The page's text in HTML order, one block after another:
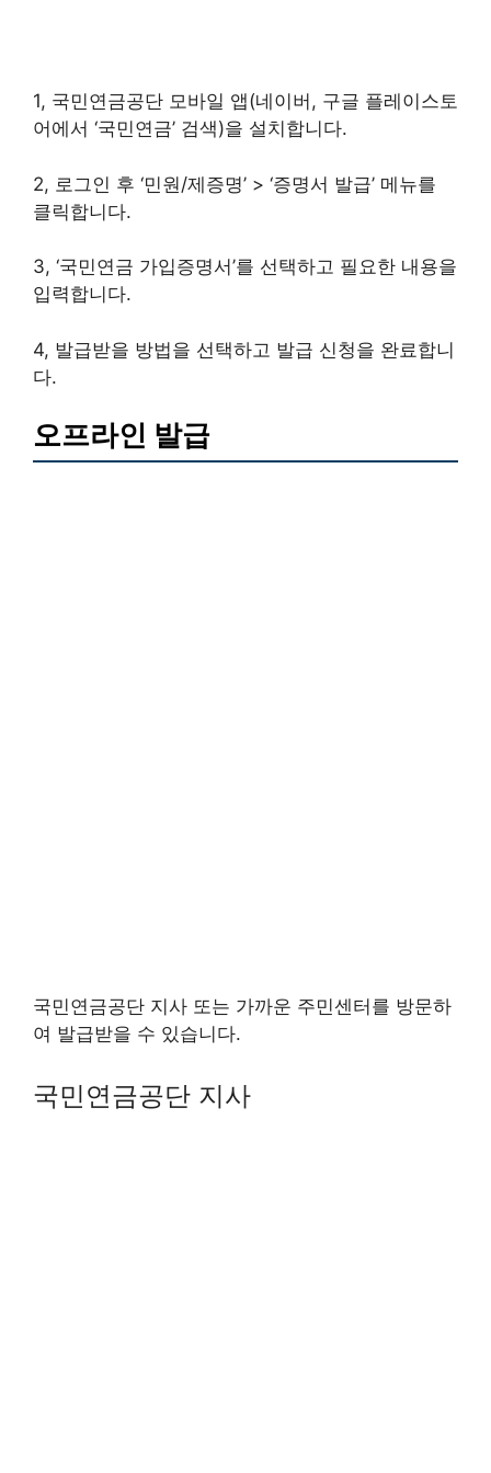
1, 국민연금공단 모바일 앱(네이버, 구글 플레이스토
어에서 ‘국민연금’ 검색)을 설치합니다.
2, 로그인 후 ‘민원/제증명’ > ‘증명서 발급’ 메뉴를
클릭합니다.
3, ‘국민연금 가입증명서’를 선택하고 필요한 내용을
입력합니다.
4, 발급받을 방법을 선택하고 발급 신청을 완료합니
다.
오프라인 발급
국민연금공단 지사 또는 가까운 주민센터를 방문하
여 발급받을 수 있습니다.
국민연금공단 지사